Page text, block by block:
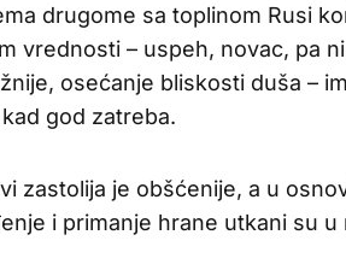
drugome sa toplinom Rusi
vrednosti – uspeh, novac, pa
osećanje bliskosti duša –
god zatreba.
zastolija je obšćenije, a u
i primanje hrane utkani su